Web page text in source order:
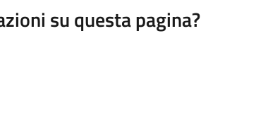
su questa pagina?